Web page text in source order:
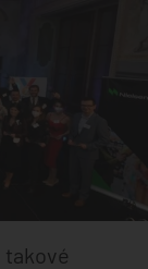
takové